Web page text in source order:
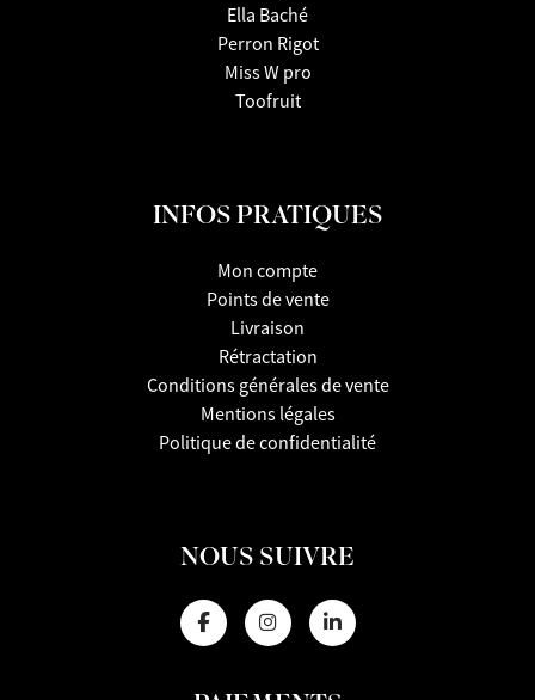
Ella Baché
Perron Rigot
Miss W pro
Toofruit
INFOS PRATIQUES
Mon compte
Points de vente
Livraison
Rétractation
Conditions générales de vente
Mentions légales
Politique de confidentialité
NOUS SUIVRE